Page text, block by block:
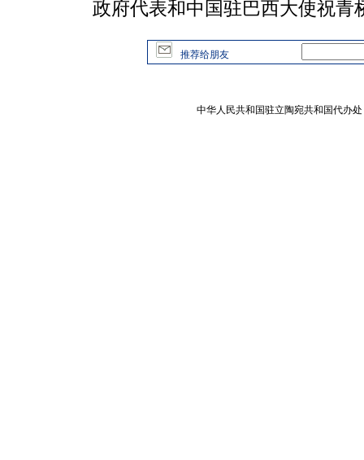
政府代表和中国驻巴西大使祝青
推荐给朋友
中华人民共和国驻立陶宛共和国代办处